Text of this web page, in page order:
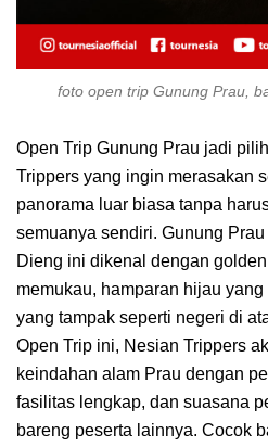
foto open trip Gunung Prau,
Open Trip Gunung Prau jadi
Trippers yang ingin merasakan
panorama luar biasa tanpa
semuanya sendiri. Gunung
Dieng ini dikenal dengan
memukau, hamparan hijau
yang tampak seperti negeri di
Open Trip ini, Nesian Trippers
keindahan alam Prau dengan
fasilitas lengkap, dan suasana
bareng peserta lainnya. Cocok